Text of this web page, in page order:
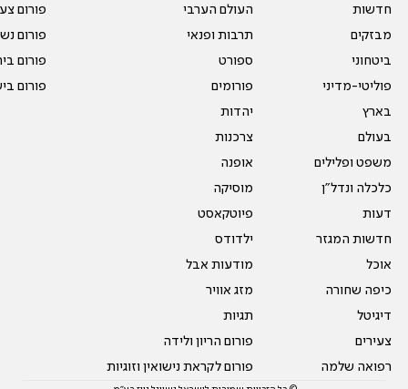
חדשות
מבזקים
ביטחוני
פוליטי-מדיני
בארץ
בעולם
משפט ופלילים
כלכלה ונדל"ן
דעות
חדשות המגזר
אוכל
כיפה שחורה
דיגיטל
צעירים
רפואה שלמה
העולם הערבי
תרבות ופנאי
ספורט
פורומים
יהדות
צרכנות
אופנה
מוסיקה
פיוטקאסט
ילדודס
מודעות אבל
מזג אוויר
תגיות
פורום הריון ולידה
פורום לקראת נישואין וזוגיות
פורום
פורום
פורום
פורום